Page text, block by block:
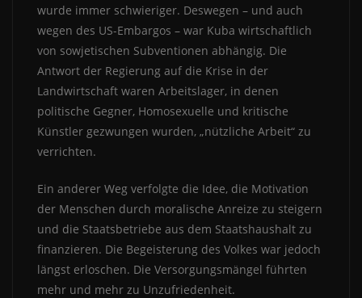
wurde immer schwieriger. Deswegen – und auch
wegen des US-Embargos – war Kuba wirtschaftlich
von sowjetischen Subventionen abhängig. Die
Antwort der Regierung auf die Krise in der
Landwirtschaft waren Arbeitslager, in denen
politische Gegner, Homosexuelle und kritische
Künstler gezwungen wurden, „nützliche Arbeit“ zu
verrichten.
Ein anderer Weg verfolgte die Idee, die Motivation
der Menschen durch moralische Anreize zu steigern
und die Staatsbetriebe aus dem Staatshaushalt zu
finanzieren. Die Begeisterung des Volkes war jedoch
längst erloschen. Die Versorgungsmängel führten
mehr und mehr zu Unzufriedenheit.